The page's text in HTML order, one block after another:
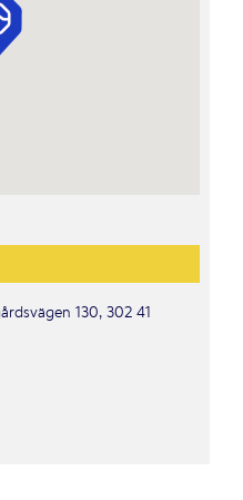
130, 302 41